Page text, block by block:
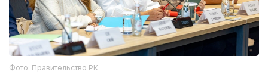
Фото: Правительство РК